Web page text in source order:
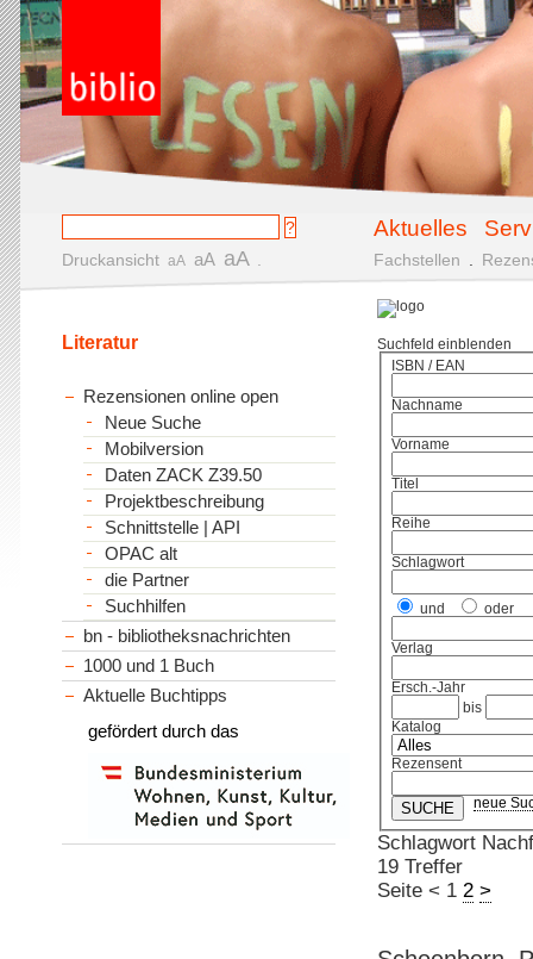
Aktuelles
Druckansicht aA aA aA Fachstellen
Suchfeld einblenden
ISBN / EAN
Nachname
Vorname
Titel
Reihe
Schlagwort
und oder
Verlag
Ersch.-Jahr
bis
Katalog
Rezensent
neue
Schlagwort
19 Treffer
Seite < 1 2 >
Literatur
Rezensionen online open
Neue Suche
Mobilversion
Daten ZACK Z39.50
Projektbeschreibung
Schnittstelle | API
OPAC alt
die Partner
Suchhilfen
bn - bibliotheksnachrichten
1000 und 1 Buch
Aktuelle Buchtipps
gefördert durch das